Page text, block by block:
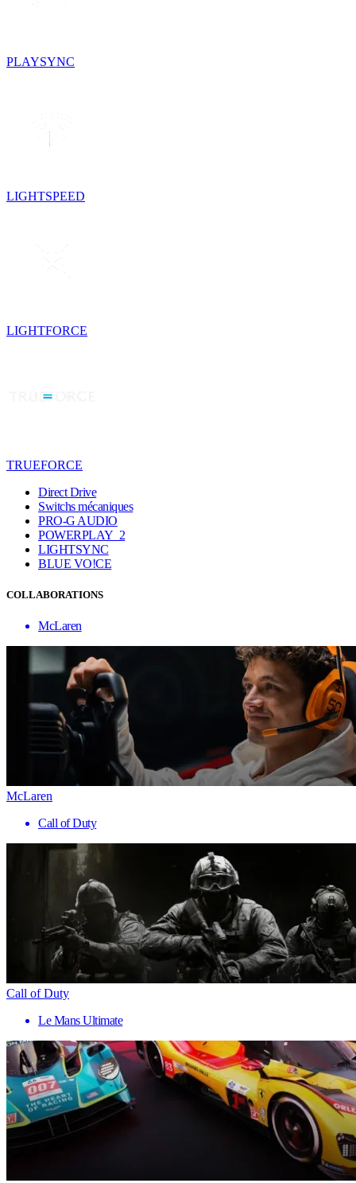
PLAYSYNC
LIGHTSPEED
LIGHTFORCE
TRUEFORCE
Direct Drive
Switchs mécaniques
PRO-G AUDIO
POWERPLAY 2
LIGHTSYNC
BLUE VO!CE
COLLABORATIONS
McLaren
McLaren
Call of Duty
Call of Duty
Le Mans Ultimate